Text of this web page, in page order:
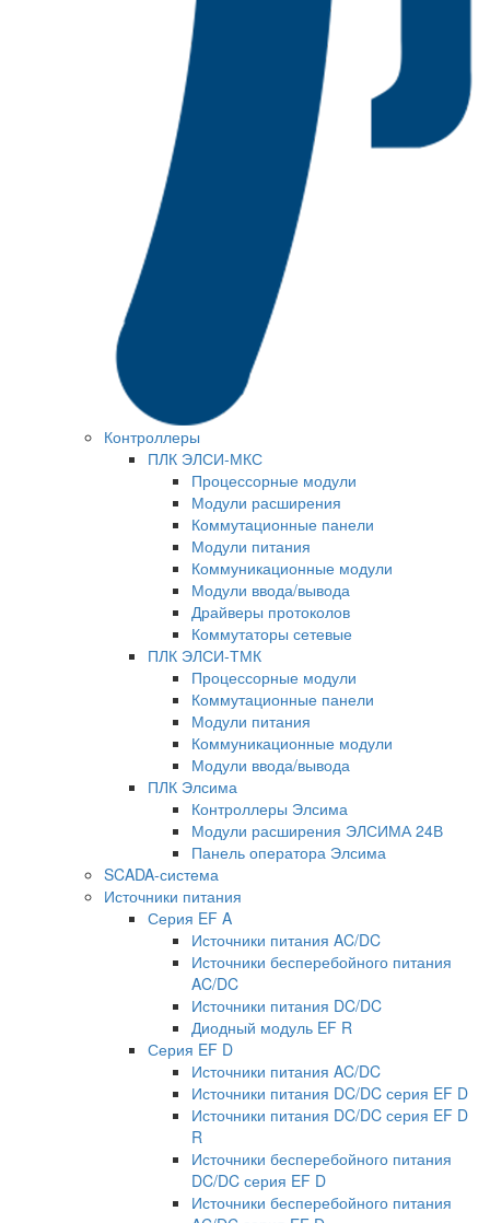
Контроллеры
ПЛК ЭЛСИ-МКС
Процессорные модули
Модули расширения
Коммутационные панели
Модули питания
Коммуникационные модули
Модули ввода/вывода
Драйверы протоколов
Коммутаторы сетевые
ПЛК ЭЛСИ-ТМК
Процессорные модули
Коммутационные панели
Модули питания
Коммуникационные модули
Модули ввода/вывода
ПЛК Элсима
Контроллеры Элсима
Модули расширения ЭЛСИМА 24В
Панель оператора Элсима
SCADA-система
Источники питания
Серия EF A
Источники питания AC/DC
Источники бесперебойного питания
AC/DC
Источники питания DC/DC
Диодный модуль EF R
Серия EF D
Источники питания AC/DC
Источники питания DC/DC серия EF D
Источники питания DC/DC серия EF D
R
Источники бесперебойного питания
DC/DC серия EF D
Источники бесперебойного питания